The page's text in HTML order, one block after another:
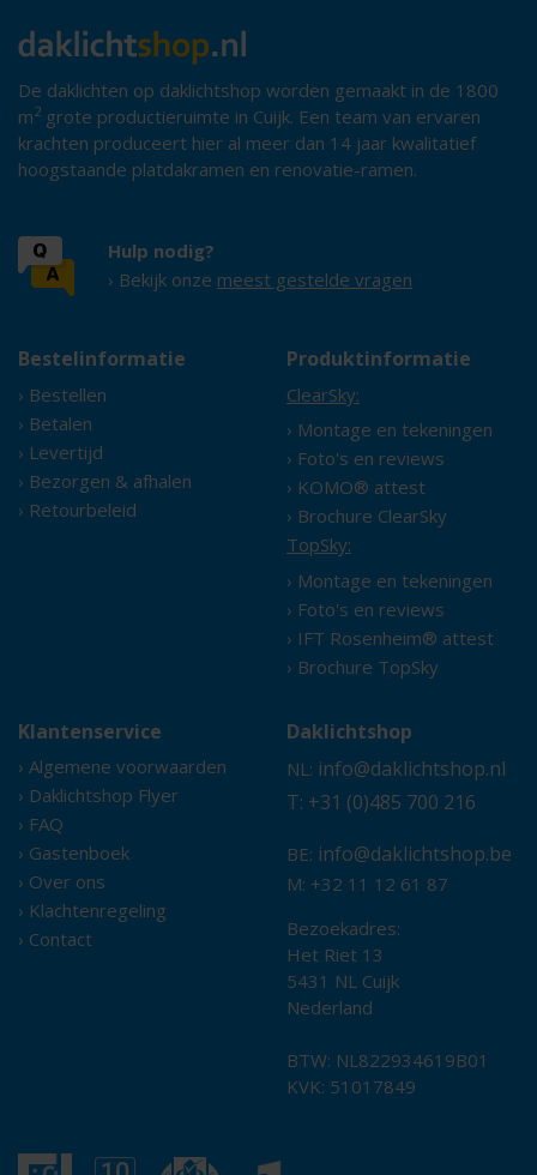
De daklichten op daklichtshop worden gemaakt in de 1800
m2 grote productieruimte in Cuijk. Een team van ervaren
krachten produceert hier al meer dan 14 jaar kwalitatief
hoogstaande platdakramen en renovatie-ramen.
Hulp nodig?
› Bekijk onze meest gestelde vragen
Bestelinformatie
› Bestellen
› Betalen
› Levertijd
› Bezorgen & afhalen
› Retourbeleid
Produktinformatie
ClearSky:
› Montage en tekeningen
› Foto's en reviews
› KOMO® attest
› Brochure ClearSky
TopSky:
› Montage en tekeningen
› Foto's en reviews
› IFT Rosenheim® attest
› Brochure TopSky
Klantenservice
› Algemene voorwaarden
› Daklichtshop Flyer
› FAQ
› Gastenboek
› Over ons
› Klachtenregeling
› Contact
Daklichtshop
NL: info@daklichtshop.nl
T: +31 (0)485 700 216
BE: info@daklichtshop.be
M: +32 11 12 61 87
Bezoekadres:
Het Riet 13
5431 NL Cuijk
Nederland
BTW: NL822934619B01
KVK: 51017849